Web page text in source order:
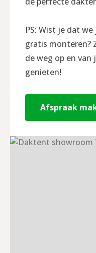
PS: Wist je dat
gratis monteren?
de weg op en
genieten!
Afspraak